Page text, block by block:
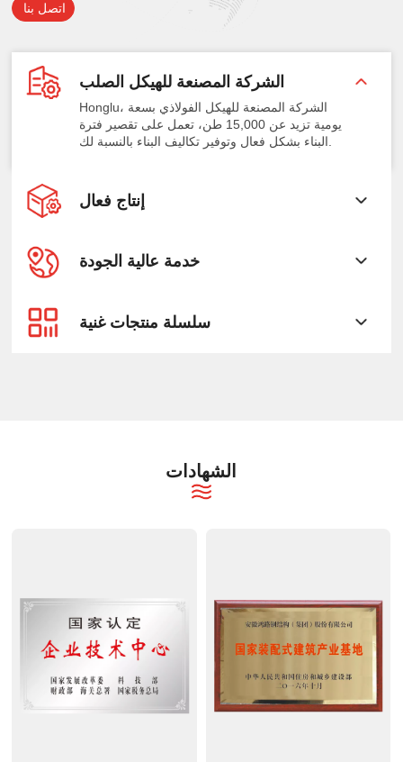
اتصل بنا
الشركة المصنعة للهيكل الصلب
Honglu، الشركة المصنعة للهيكل الفولاذي بسعة
يومية تزيد عن 15,000 طن، تعمل على تقصير فترة
إنتاج فعال
خدمة عالية الجودة
سلسلة منتجات غنية
الشهادات